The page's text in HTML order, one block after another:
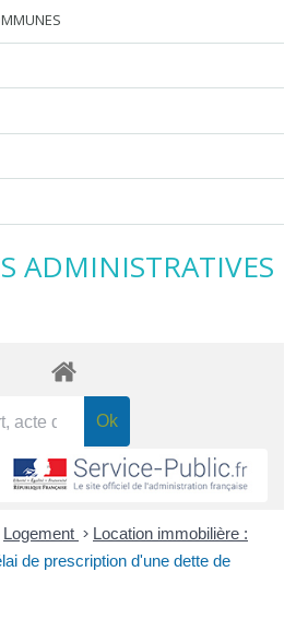
ADMINISTRATIVES
Logement > Location immobilière :
de prescription d'une dette de